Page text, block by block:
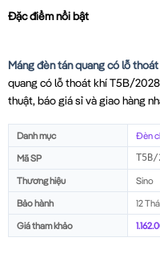
Đặc điểm nổi bật
Máng đèn tán quang có lỗ
quang có lỗ thoát khí T5B/
thuật, báo giá sỉ và giao hàng
Danh mục
Đèn
Mã SP
Thương hiệu
Sino
Bảo hành
12
Giá tham khảo